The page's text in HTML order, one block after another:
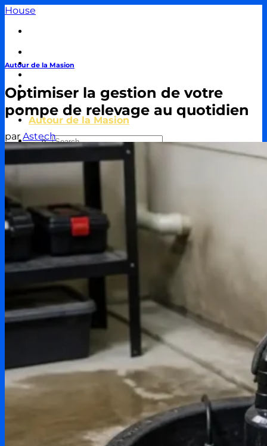
Passer
contenu
House
Piscine
Décoration & Aménagement
Énergie
Immobilier & Crédit
Autour de la Masion
Autour de la Masion
Optimiser la gestion de votre
pompe de relevage au quotidien
par Astech